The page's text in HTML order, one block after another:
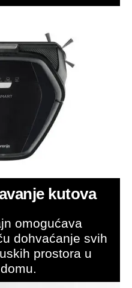
kutova
omogućava
dohvaćanje svih
prostora u